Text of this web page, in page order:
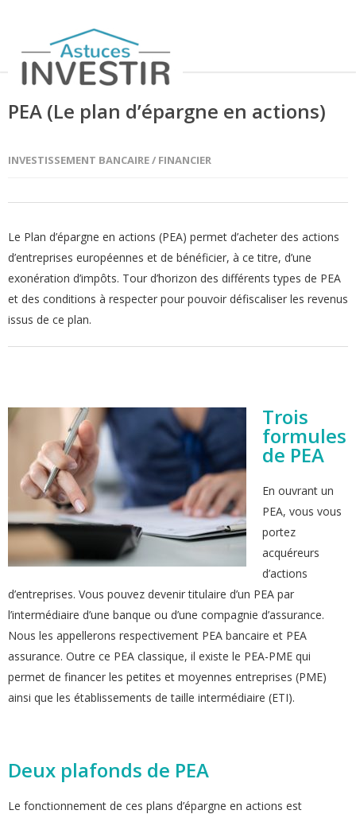
PEA (Le plan d’épargne en actions)
INVESTISSEMENT BANCAIRE / FINANCIER
Le Plan d’épargne en actions (PEA) permet d’acheter des actions
d’entreprises européennes et de bénéficier, à ce titre, d’une
exonération d’impôts. Tour d’horizon des différents types de PEA
et des conditions à respecter pour pouvoir défiscaliser les revenus
issus de ce plan.
Trois
formules
de PEA
En ouvrant un
PEA, vous vous
portez
acquéreurs
d’actions
d’entreprises. Vous pouvez devenir titulaire d’un PEA par
l’intermédiaire d’une banque ou d’une compagnie d’assurance.
Nous les appellerons respectivement PEA bancaire et PEA
assurance. Outre ce PEA classique, il existe le PEA-PME qui
permet de financer les petites et moyennes entreprises (PME)
ainsi que les établissements de taille intermédiaire (ETI).
Deux plafonds de PEA
Le fonctionnement de ces plans d’épargne en actions est